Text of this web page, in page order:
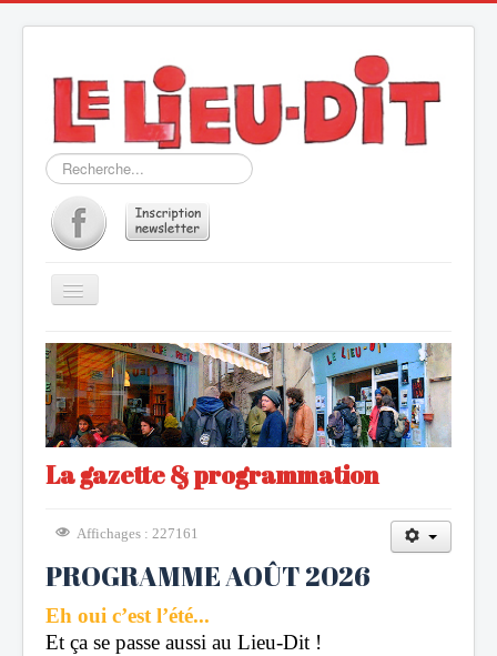
Rechercher
Basculer
QU'ES AQUÒ
GAZETTE & PROG
LE RESTO du LIEU-DIT
La gazette & programmation
Affichages : 227161
PROGRAMME AOÛT 2026
Eh oui c’est l’été...
Et ça se passe aussi au Lieu-Dit !